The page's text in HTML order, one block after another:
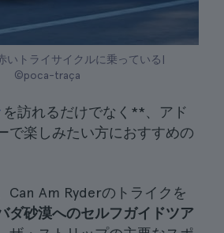
いトライサイクルに乗っている|
©poca-traça
を訪れるだけでなく**、アド
で楽しみたい方におすすめの
Can Am Ryderのトライクを
ダ砂漠へのセルフガイドツア